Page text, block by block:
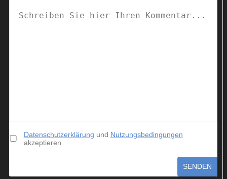
Datenschutzerklärung und Nutzungsbedingungen
akzeptieren
SENDEN